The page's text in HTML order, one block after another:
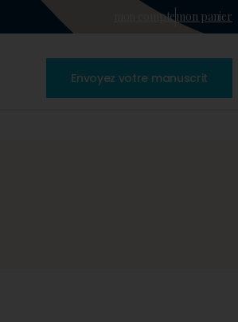
mon comptemon panier
Envoyez votre manuscrit